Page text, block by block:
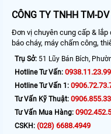
CÔNG TY TNHH TM-
Đơn vị chuyên cung cấp &
báo cháy, máy chấm công,
Trụ Sở: 51 Lũy Bán Bích,
Hotline Tư Vấn: 0938.11.23.99
Hotline Tư Vấn 1:
Tư Vấn Kỹ Thuật:
Tư Vấn Mua Hàng:
CSKH: (028) 6688.4949